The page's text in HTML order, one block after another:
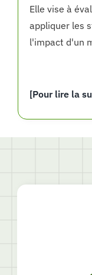
Elle vise à
appliquer les
l'impact d'un
[Pour lire la